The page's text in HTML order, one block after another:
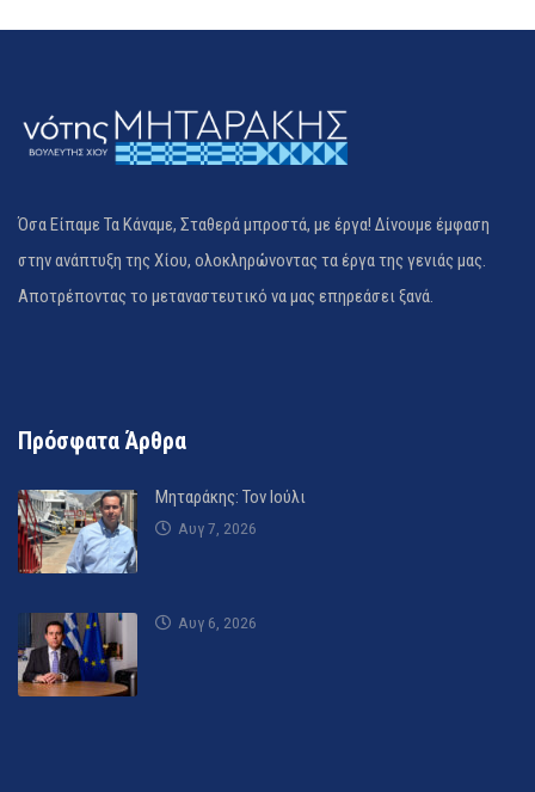
Όσα Είπαμε Τα Κάναμε, Σταθερά μπροστά, με έργα! Δίνουμε έμφαση
στην ανάπτυξη της Χίου, ολοκληρώνοντας τα έργα της γενιάς μας.
Αποτρέποντας το μεταναστευτικό να μας επηρεάσει ξανά.
Πρόσφατα Άρθρα
Μηταράκης: Τον Ιούλι
Αυγ 7, 2026
Αυγ 6, 2026